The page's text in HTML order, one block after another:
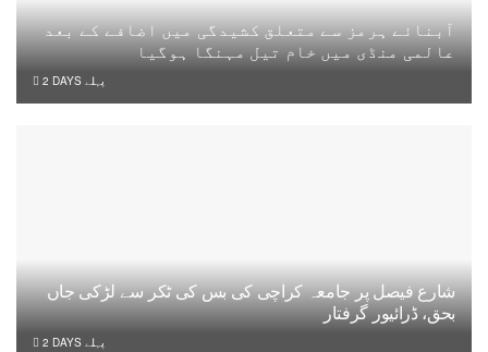
آبنائے ہرمز سے متعلق کشیدگی میں اضافے کے بعد
عالمی منڈی میں خام تیل مہنگا ہوگیا
2 DAYS پہلے
شارع فیصل پر جامعہ کراچی کی بس کی ٹکر سے لڑکی جاں
بحق، ڈرائیور گرفتار
2 DAYS پہلے